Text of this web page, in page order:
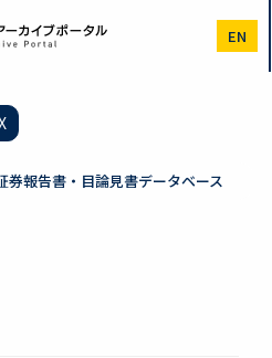
EN
券報告書・目論見書データベース